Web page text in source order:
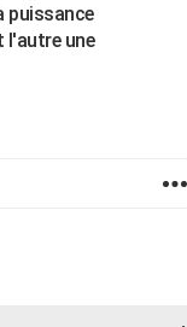
puissance
l'autre une